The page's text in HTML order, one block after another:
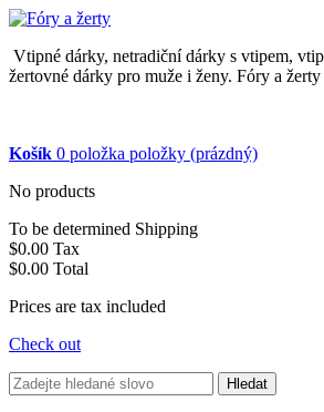
Vtipné dárky, netradiční dárky s vtipem,
žertovné dárky pro muže i ženy. Fóry a
Košík 0 položka položky (prázdný)
No products
To be determined Shipping
$0.00 Tax
$0.00 Total
Prices are tax included
Check out
Hledat